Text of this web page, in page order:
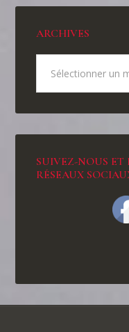
ARCHIVES
SUIVEZ-NOUS ET
RÉSEAUX